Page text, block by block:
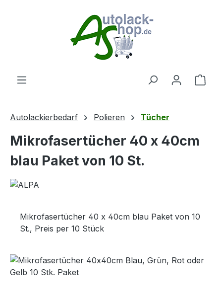
Autolackierbedarf Polieren Tücher
Mikrofasertücher 40 x 40cm
blau Paket von 10 St.
Mikrofasertücher 40 x 40cm blau Paket von 10
St., Preis per 10 Stück
Bildergalerie überspringen